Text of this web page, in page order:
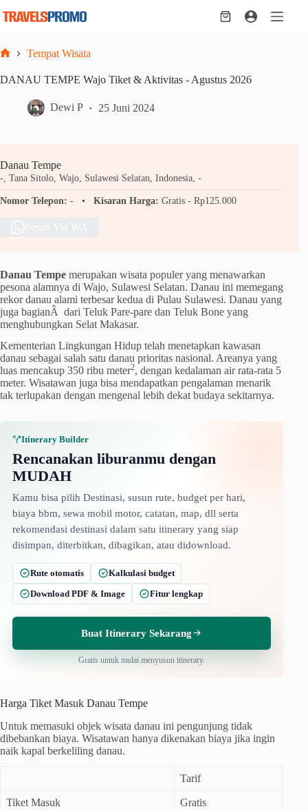
Shopping
Tempat Wisata
DANAU TEMPE Wajo Tiket & Aktivitas - Agustus 2026
Dewi P 25 Juni 2024
Danau Tempe
-, Tana Sitolo, Wajo, Sulawesi Selatan, Indonesia, -
Nomor Telepon: - Kisaran Harga: Gratis - Rp125.000
Danau Tempe merupakan wisata populer yang menawarkan
pesona alamnya di Wajo, Sulawesi Selatan. Danau ini memegang
rekor danau alami terbesar kedua di Pulau Sulawesi. Danau yang
juga bagianÂ dari Teluk Pare-pare dan Teluk Bone yang
menghubungkan Selat Makasar.
Kementerian Lingkungan Hidup telah menetapkan kawasan
danau sebagai salah satu danau prioritas nasional. Areanya yang
luas mencakup 350 ribu meter2, dengan kedalaman air rata-rata 5
meter. Wisatawan juga bisa mendapatkan pengalaman menarik
tak terlupakan dengan mengenal lebih dekat budaya sekitarnya.
Itinerary Builder
Rencanakan liburanmu dengan
MUDAH
Kamu bisa pilih Destinasi, susun rute, budget per hari,
biaya bbm, sewa mobil motor, catatan, map, dll serta
rekomendasi destinasi dalam satu itinerary yang siap
disimpan, diterbitkan, dibagikan, atau didownload.
Rute otomatis
Kalkulasi budget
Download PDF & Image
Fitur lengkap
Buat Itinerary Sekarang
Gratis untuk mulai menyusun itinerary.
Harga Tiket Masuk Danau Tempe
Untuk memasuki objek wisata danau ini pengunjung tidak
dibebankan biaya. Wisatawan hanya dikenakan biaya jika ingin
naik kapal berkeliling danau.
Tarif
Tiket Masuk Gratis